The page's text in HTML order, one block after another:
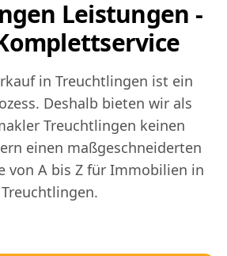
Leistungen -
in Treuchtlingen ist ein
Deshalb bieten wir als
Treuchtlingen keinen
einen maßgeschneiderten
von A bis Z für Immobilien in
Treuchtlingen.